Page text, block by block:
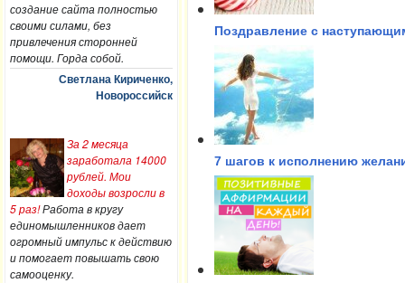
создание сайта полностью
своими силами, без
привлечения сторонней
помощи. Горда собой.
Светлана Кириченко,
Новороссийск
За 2 месяца
заработала 14000
рублей. Мои
доходы возросли в
5 раз!Работа в кругу
единомышленников дает
огромный импульс к действию
и помогает повышать свою
самооценку.
Поздравление с
7 шагов к исполнению